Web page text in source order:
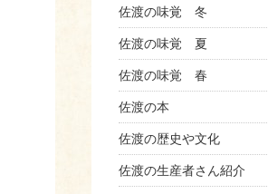
佐渡の味覚 冬
佐渡の味覚 夏
佐渡の味覚 春
佐渡の本
佐渡の歴史や文化
佐渡の生産者さん紹介